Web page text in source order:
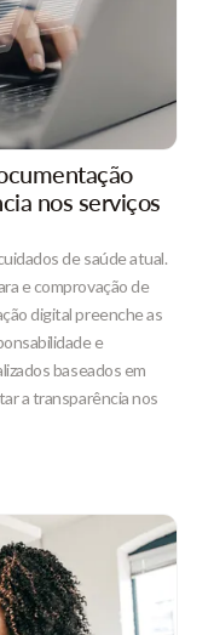
nos serviços
de saúde atual.
e comprovação de
digital preenche as
e
baseados em
a transparência nos